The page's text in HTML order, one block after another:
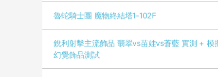
魯蛇騎士團 魔物終結塔1-102F
銳利射擊主流飾品 翡翠vs苗娃vs蒼藍 實測 + 模
幻覺飾品測試